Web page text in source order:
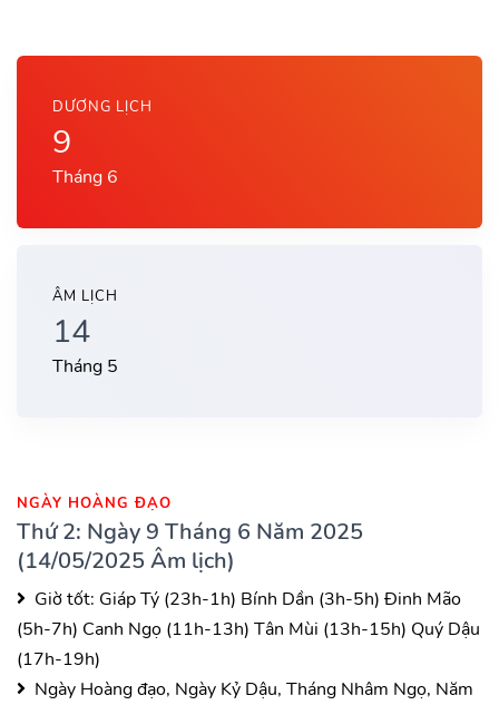
DƯƠNG LỊCH
9
Tháng 6
ÂM LỊCH
14
Tháng 5
NGÀY HOÀNG ĐẠO
Thứ 2: Ngày 9 Tháng 6 Năm 2025
(14/05/2025 Âm lịch)
Giờ tốt: Giáp Tý (23h-1h) Bính Dần (3h-5h) Đinh Mão
(5h-7h) Canh Ngọ (11h-13h) Tân Mùi (13h-15h) Quý Dậu
(17h-19h)
Ngày Hoàng đạo, Ngày Kỷ Dậu, Tháng Nhâm Ngọ, Năm